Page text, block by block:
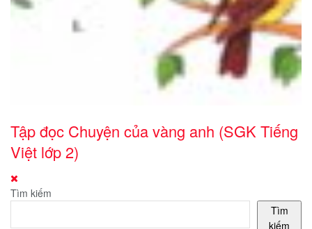
Tập đọc Chuyện của vàng anh (SGK Tiếng
Việt lớp 2)
Tìm kiếm
Tìm
kiếm